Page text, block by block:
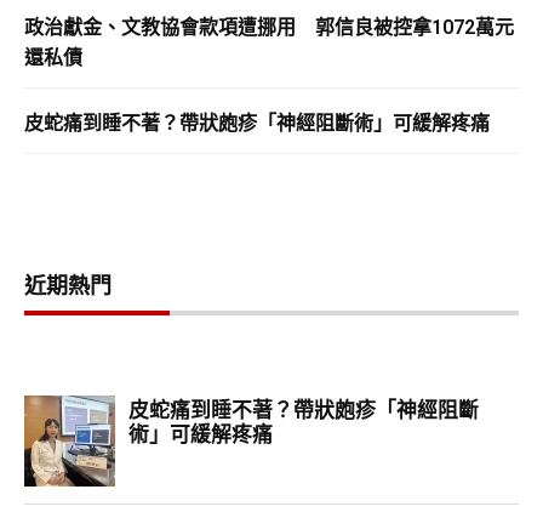
政治獻金、文教協會款項遭挪用 郭信良被控拿1072萬元
還私債
皮蛇痛到睡不著？帶狀皰疹「神經阻斷術」可緩解疼痛
近期熱門